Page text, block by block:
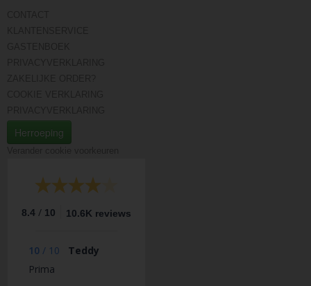
Herroeping
8.4 / 10 10.6K reviews
10 / 10
Teddy
Prima